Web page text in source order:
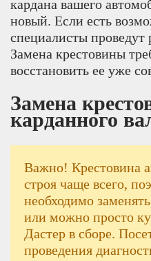
кардана вашего
новый. Если есть
специалисты проведут
Замена крестовины
восстановить ее уже
Замена
карданного
Важно! Крестовина
строя чаще всего,
необходимо
или можно просто
Дастер в сборе.
проведения